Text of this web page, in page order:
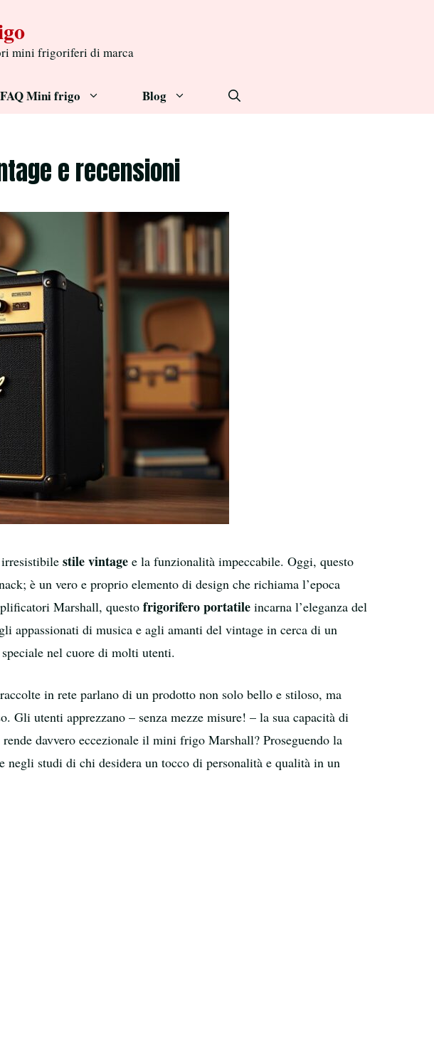
mini frigoriferi di marca
FAQ Mini frigo Blog
e recensioni
stile vintage e la funzionalità impeccabile. Oggi, questo
è un vero e proprio elemento di design che richiama l’epoca
Marshall, questo frigorifero portatile incarna l’eleganza del
appassionati di musica e agli amanti del vintage in cerca di un
nel cuore di molti utenti.
raccolte in rete parlano di un prodotto non solo bello e stiloso, ma
Gli utenti apprezzano – senza mezze misure! – la sua capacità di
davvero eccezionale il mini frigo Marshall? Proseguendo la
negli studi di chi desidera un tocco di personalità e qualità in un